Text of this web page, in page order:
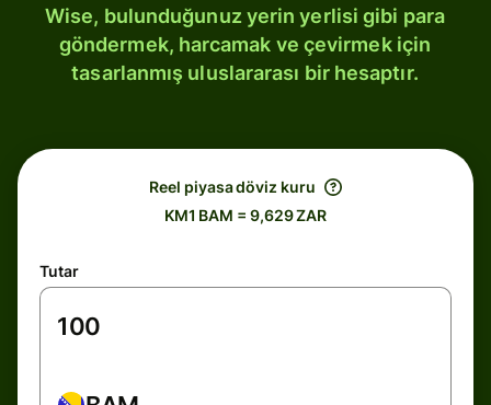
Wise, bulunduğunuz yerin yerlisi gibi para
göndermek, harcamak ve çevirmek için
tasarlanmış uluslararası bir hesaptır.
Reel piyasa döviz kuru
KM1 BAM = 9,629 ZAR
Tutar